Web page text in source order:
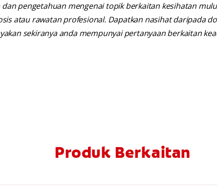
pengetahuan mengenai topik berkaitan kesihatan
atau rawatan profesional. Dapatkan nasihat daripada
sekiranya anda mempunyai pertanyaan berkaitan
Produk Berkaitan